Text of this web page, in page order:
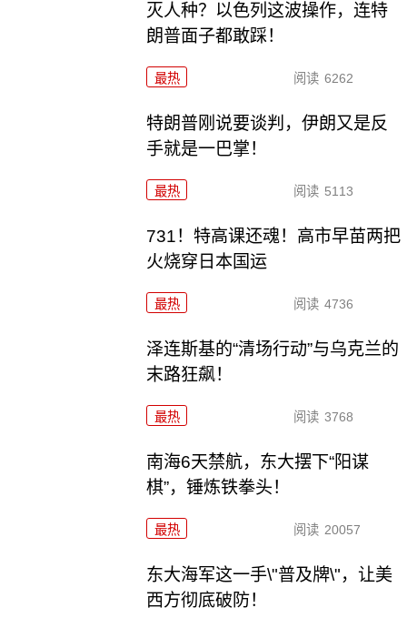
灭人种？以色列这波操作，连特
朗普面子都敢踩！
最热 阅读 6262
特朗普刚说要谈判，伊朗又是反
手就是一巴掌！
最热 阅读 5113
731！特高课还魂！高市早苗两把
火烧穿日本国运
最热 阅读 4736
泽连斯基的“清场行动”与乌克兰的
末路狂飙！
最热 阅读 3768
南海6天禁航，东大摆下“阳谋
棋”，锤炼铁拳头！
最热 阅读 20057
东大海军这一手\"普及牌\"，让美
西方彻底破防！